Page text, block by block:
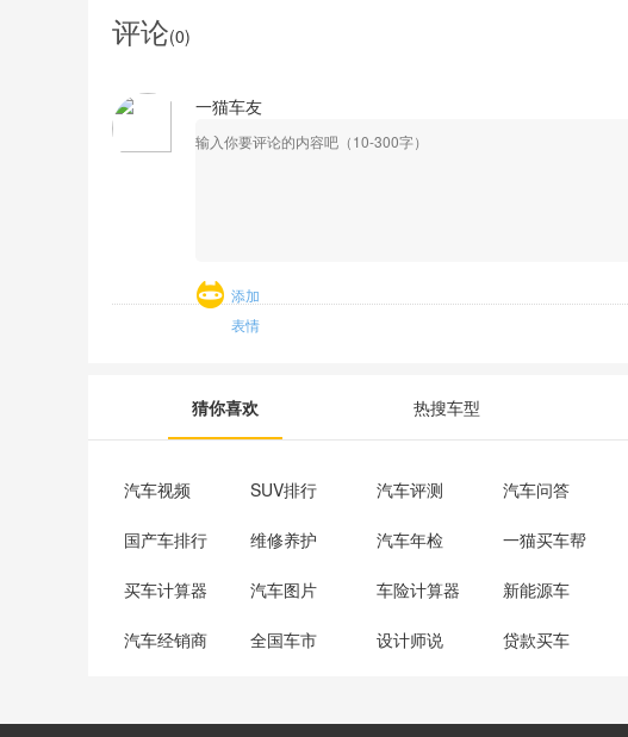
评论(0)
一猫车友
添加
表情
猜你喜欢 热搜车型
汽车视频 SUV排行 汽车评测 汽车问答
国产车排行 维修养护 汽车年检 一猫买车帮
买车计算器 汽车图片 车险计算器 新能源车
汽车经销商 全国车市 设计师说 贷款买车